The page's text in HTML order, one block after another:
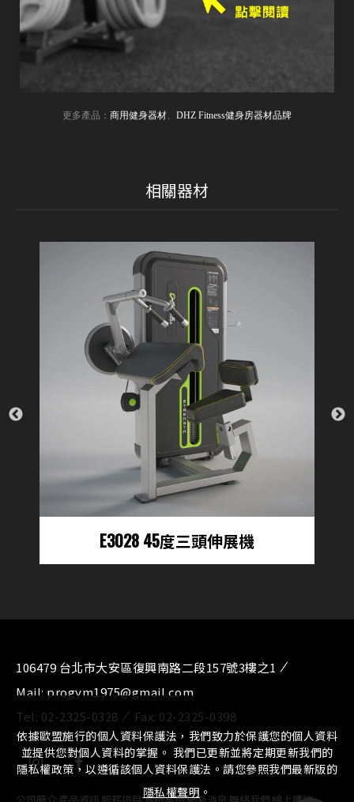
更多產品： 商用健身器材 DHZ Fitness健身房器材品牌
相關器材
E3028 45度三頭伸展機
106479 台北市大安區復興南路二段157號3樓之1
Mail: progym1975@gmail.com
Tel: 02-2325-0328 Fax: 02-2325-0398
公司簡介 產品資訊 服務項目⁄實績案例⁄最新消息 聯絡我們 線上購物
依據歐盟施行的個人資料保護法，我們致力於保護您的個人資料
並提供您對個人資料的掌握。 我們已更新並將定期更新我們的
隱私權政策，以遵循該個人資料保護法。請您參照我們最新版的
隱私權聲明 。